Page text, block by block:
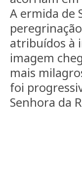
A ermida de
atribuídos à
imagem
mais
foi
Senhora da